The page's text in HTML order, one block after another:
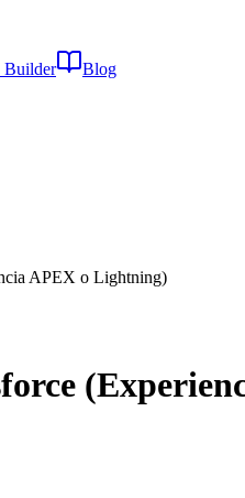
Blog
APEX o Lightning)